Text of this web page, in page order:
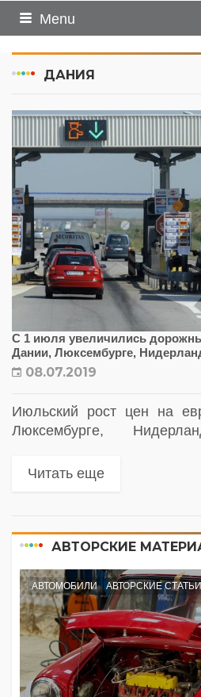
Menu
ДАНИЯ
С 1 июля увеличились
Дании, Люксембурге,
08.07.2019
Июльский рост цен на
Люксембурге,
следующего года также
Читать еще
АВТОРСКИЕ
АВТОМОБИЛИ АВТОРСКИЕ СТАТЬИ